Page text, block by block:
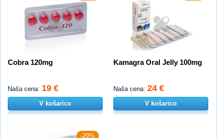
Cobra 120mg
Naša cena: 19 €
V košarico
Kamagra Oral Jelly 100mg
Naša cena: 24 €
V košarico
-29%